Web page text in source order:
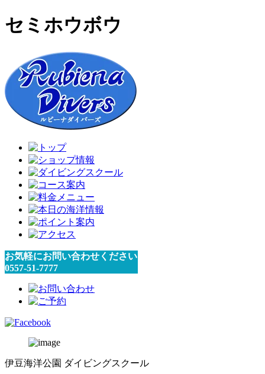
セミホウボウ
お気軽にお問い合わせください
0557-51-7777
伊豆海洋公園 ダイビングスクール